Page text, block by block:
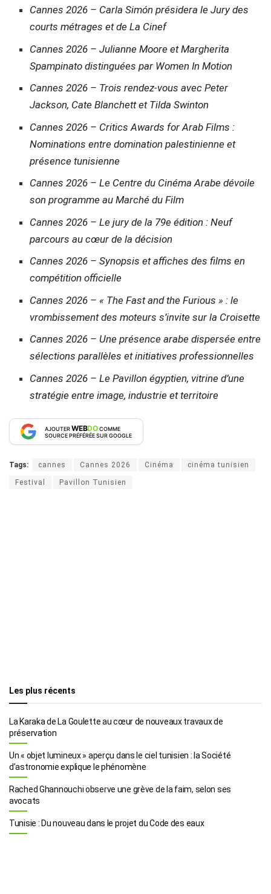
Cannes 2026 – Carla Simón présidera le Jury des
courts métrages et de La Cinef
Cannes 2026 – Julianne Moore et Margherita
Spampinato distinguées par Women In Motion
Cannes 2026 – Trois rendez-vous avec Peter
Jackson, Cate Blanchett et Tilda Swinton
Cannes 2026 – Critics Awards for Arab Films :
Nominations entre domination palestinienne et
présence tunisienne
Cannes 2026 – Le Centre du Cinéma Arabe dévoile
son programme au Marché du Film
Cannes 2026 – Le jury de la 79e édition : Neuf
parcours au cœur de la décision
Cannes 2026 – Synopsis et affiches des films en
compétition officielle
Cannes 2026 – « The Fast and the Furious » : le
vrombissement des moteurs s’invite sur la Croisette
Cannes 2026 – Une présence arabe dispersée entre
sélections parallèles et initiatives professionnelles
Cannes 2026 – Le Pavillon égyptien, vitrine d’une
stratégie entre image, industrie et territoire
AJOUTERWEBDOCOMME
SOURCE PRÉFÉRÉE SUR GOOGLE
Tags: cannes Cannes 2026 Cinéma cinéma tunisien
Festival Pavillon Tunisien
Les plus récents
La Karaka de La Goulette au cœur de nouveaux travaux de
préservation
Un « objet lumineux » aperçu dans le ciel tunisien : la Société
d’astronomie explique le phénomène
Rached Ghannouchi observe une grève de la faim, selon ses
avocats
Tunisie : Du nouveau dans le projet du Code des eaux